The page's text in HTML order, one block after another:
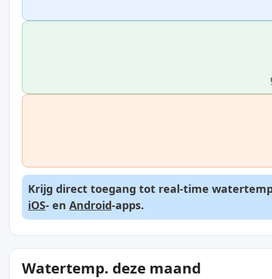
Krijg direct toegang tot real-time
iOS- en Android-apps.
Watertemp. deze maand